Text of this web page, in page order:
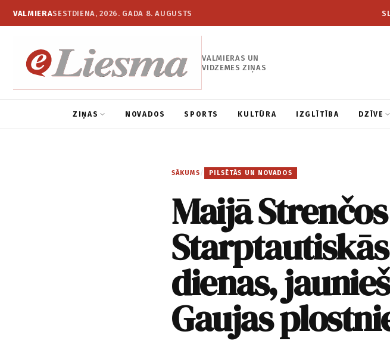
VALMIERASESTDIENA, 2026. GADA 8. AUGUSTS
VALMIERAS UN
VIDZEMES ZIŅAS
ZIŅAS NOVADOS SPORTS KULTŪRA IZGLĪTĪBA DZĪVE
SĀKUMS / PILSĒTĀS UN NOVADOS
Maijā
dienas,
Gaujas